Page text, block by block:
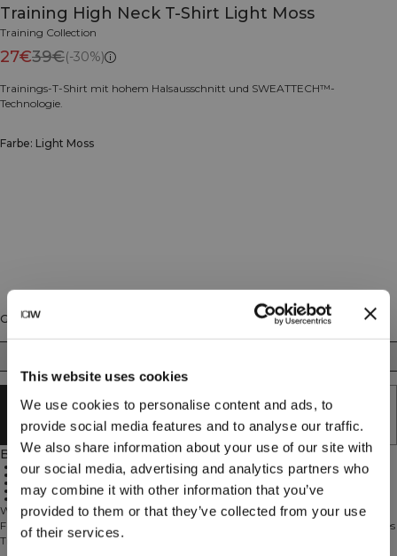
This website uses cookies
We use cookies to personalise content and ads, to
provide social media features and to analyse our traffic.
We also share information about your use of our site with
our social media, advertising and analytics partners who
may combine it with other information that you’ve
provided to them or that they’ve collected from your use
of their services.
Training High Neck T-Shirt Light Moss
Training Collection
27€39€(-30%)
Trainings-T-Shirt mit hohem Halsausschnitt und SWEATTECH™-
Technologie.
Farbe: Light Moss
Größe
AUSVERKAUFT - BENACHRICHTIGUNG
ERHALTEN
Beschreibung
Hoher Halsausschnitt
Normale Passform
SWEATTECH™-Technologie
88 % Nylon, 12 % Spandex
Wir lieben ein klassisches Trainings-T-Shirt! Wähle zwischen verschiedenen
Farben, wir haben sowohl neutrale Farben als auch leuchtende Farben. Dieses
Trainings-T-Shirt ist ein Muss für deine Trainingsgarderobe. Mit einem